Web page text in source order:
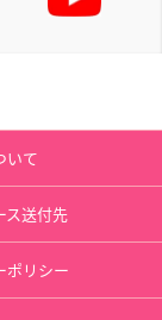
いて
ス送付先
ポリシー